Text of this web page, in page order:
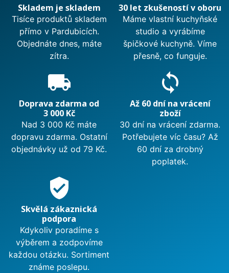
Skladem je skladem
Tisíce produktů skladem
přímo v Pardubicích.
Objednáte dnes, máte
zítra.
30 let zkušeností v oboru
Máme vlastní kuchyňské
studio a vyrábíme
špičkové kuchyně. Víme
přesně, co funguje.
local_shipping
Doprava zdarma od
3 000 Kč
Nad 3 000 Kč máte
dopravu zdarma. Ostatní
objednávky už od 79 Kč.
sync
Až 60 dní na vrácení
zboží
30 dní na vrácení zdarma.
Potřebujete víc času? Až
60 dní za drobný
poplatek.
verified_user
Skvělá zákaznická
podpora
Kdykoliv poradíme s
výběrem a zodpovíme
každou otázku. Sortiment
známe poslepu.